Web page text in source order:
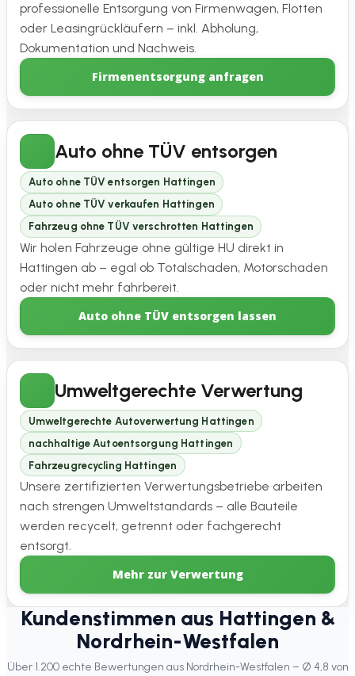
professionelle Entsorgung von Firmenwagen, Flotten
oder Leasingrückläufern – inkl. Abholung,
Dokumentation und Nachweis.
Firmenentsorgung anfragen
Auto ohne TÜV entsorgen
Auto ohne TÜV entsorgen Hattingen
Auto ohne TÜV verkaufen Hattingen
Fahrzeug ohne TÜV verschrotten Hattingen
Wir holen Fahrzeuge ohne gültige HU direkt in
Hattingen ab – egal ob Totalschaden, Motorschaden
oder nicht mehr fahrbereit.
Auto ohne TÜV entsorgen lassen
Umweltgerechte Verwertung
Umweltgerechte Autoverwertung Hattingen
nachhaltige Autoentsorgung Hattingen
Fahrzeugrecycling Hattingen
Unsere zertifizierten Verwertungsbetriebe arbeiten
nach strengen Umweltstandards – alle Bauteile
werden recycelt, getrennt oder fachgerecht
entsorgt.
Mehr zur Verwertung
Kundenstimmen aus Hattingen &
Nordrhein-Westfalen
Über 1.200 echte Bewertungen aus Nordrhein-Westfalen – Ø 4,8 von